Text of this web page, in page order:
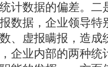
计数据的偏差。二
数据，企业领导特
、虚报瞒报，造成
业内部的两种统